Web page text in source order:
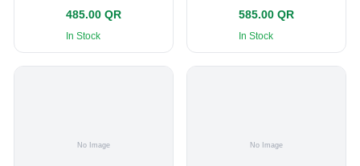
485.00 QR
In Stock
585.00 QR
In Stock